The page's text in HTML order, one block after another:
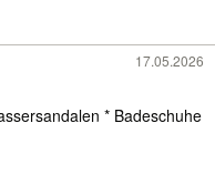
17.05.2026
* Badeschuhe